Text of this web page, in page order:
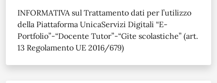
INFORMATIVA sul Trattamento dati per l’utilizzo
della Piattaforma UnicaServizi Digitali “E-
Portfolio”-“Docente Tutor”-“Gite scolastiche” (art.
13 Regolamento UE 2016/679)